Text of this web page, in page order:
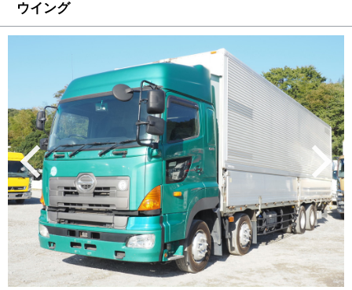
ウイング